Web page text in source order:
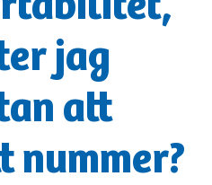
jag
att